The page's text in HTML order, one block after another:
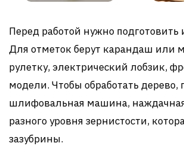
Перед работой нужно подготовить
Для отметок берут карандаш или
рулетку, электрический лобзик,
модели. Чтобы обработать дерево,
шлифовальная машина,
разного уровня зернистости,
зазубрины.